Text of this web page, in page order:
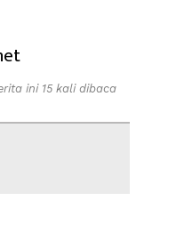
ini 15 kali dibaca